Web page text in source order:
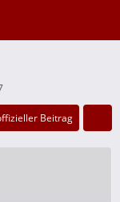
Beitrag